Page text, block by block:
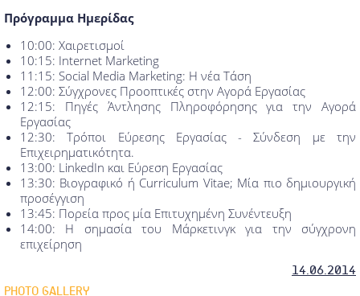
Πρόγραμμα Ημερίδας
10:00: Χαιρετισμοί
10:15: Internet Marketing
11:15: Social Media Marketing: Η νέα Τάση
12:00: Σύγχρονες Προοπτικές στην Αγορά Εργασίας
12:15: Πηγές Άντλησης Πληροφόρησης για την Αγορά
Εργασίας
12:30: Τρόποι Εύρεσης Εργασίας - Σύνδεση με την
Επιχειρηματικότητα.
13:00: LinkedIn και Εύρεση Εργασίας
13:30: Βιογραφικό ή Curriculum Vitae; Μία πιο δημιουργική
προσέγγιση
13:45: Πορεία προς μία Επιτυχημένη Συνέντευξη
14:00: Η σημασία του Μάρκετινγκ για την σύγχρονη
επιχείρηση
14.06.2014
PHOTO GALLERY